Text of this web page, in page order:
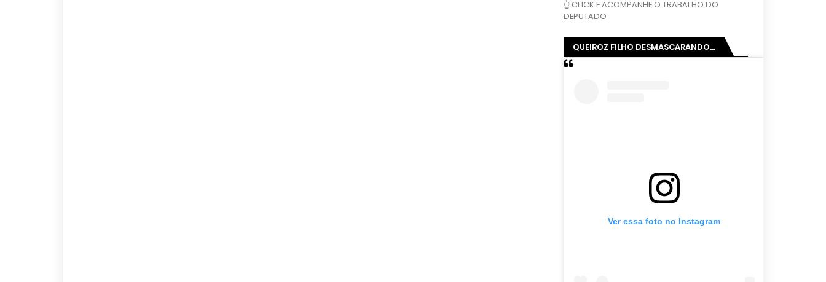
👆 CLICK E ACOMPANHE O TRABALHO DO
DEPUTADO
QUEIROZ FILHO DESMASCARANDO...
Ver essa foto no Instagram